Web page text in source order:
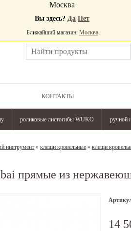
КОНТАКТЫ
роликовые листогибы WUKO ручной
Москва
Вы здесь? Да Нет
Ближайший магазин: Москва
инструмент » клещи кровельные » клещи
прямые из
14